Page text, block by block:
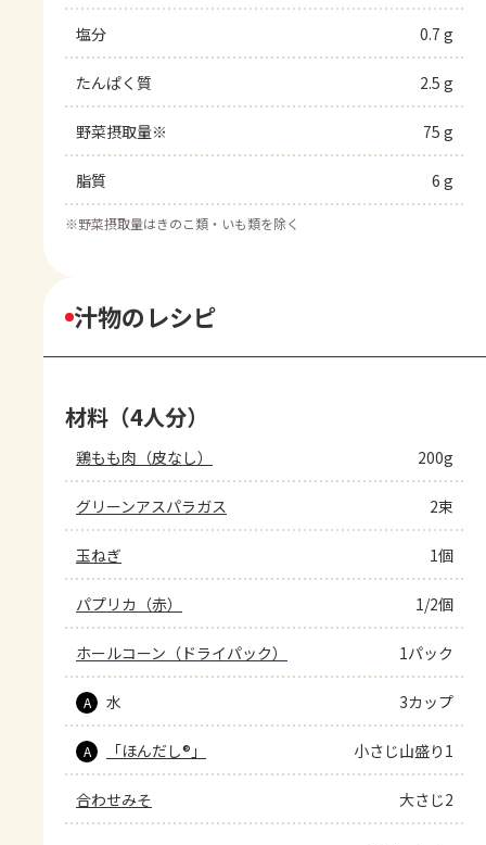
塩分 0.7 g
たんぱく質 2.5 g
野菜摂取量※ 75 g
脂質 6 g
※野菜摂取量はきのこ類・いも類を除く
汁物のレシピ
材料（4人分）
鶏もも肉（皮なし） 200g
グリーンアスパラガス 2束
玉ねぎ 1個
パプリカ（赤） 1/2個
ホールコーン（ドライパック） 1パック
A 水 3カップ
A 「ほんだし®」 小さじ山盛り1
合わせみそ 大さじ2